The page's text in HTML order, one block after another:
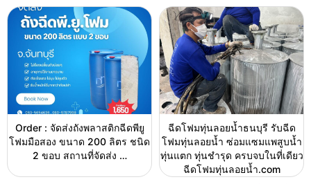
Order : จัดส่งถังพลาสติกฉีดพียู
โฟมมือสอง ขนาด 200 ลิตร ชนิด
2 ขอบ สถานที่จัดส่ง …
ฉีดโฟมทุ่นลอยน้ำธนบุรี รับฉีด
โฟมทุ่นลอยน้ำ ซ่อมแซมแพสูบน้ำ
ทุ่นแตก ทุ่นชำรุด ครบจบในที่เดียว
ฉีดโฟมทุ่นลอยน้ำ.com